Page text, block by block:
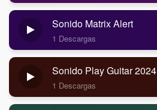
Sonido Matrix Alert
1 Descargas
Sonido Play Guitar 2024
1 Descargas